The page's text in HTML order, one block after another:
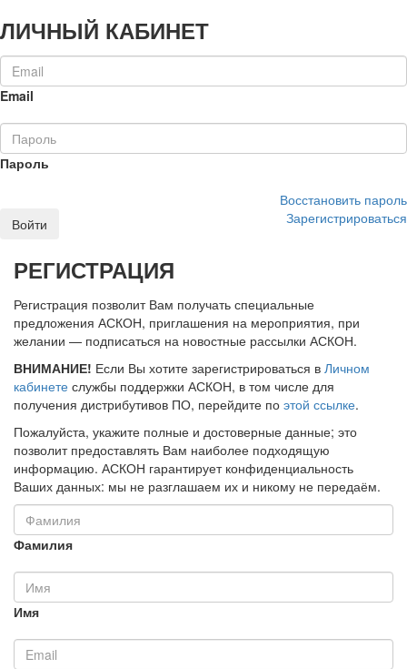
ЛИЧНЫЙ КАБИНЕТ
Email
Пароль
Восстановить пароль
Войти
Зарегистрироваться
РЕГИСТРАЦИЯ
Регистрация позволит Вам получать специальные
предложения АСКОН, приглашения на мероприятия, при
желании — подписаться на новостные рассылки АСКОН.
ВНИМАНИЕ! Если Вы хотите зарегистрироваться в Личном
кабинете службы поддержки АСКОН, в том числе для
получения дистрибутивов ПО, перейдите по этой ссылке.
Пожалуйста, укажите полные и достоверные данные; это
позволит предоставлять Вам наиболее подходящую
информацию. АСКОН гарантирует конфиденциальность
Ваших данных: мы не разглашаем их и никому не передаём.
Фамилия
Имя